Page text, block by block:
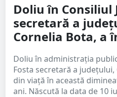
Doliu în Consiliul
secretară a
Cornelia Bota, a
Doliu în administrația
Fosta secretară a
din viață în această
ani. Născută la data de 10